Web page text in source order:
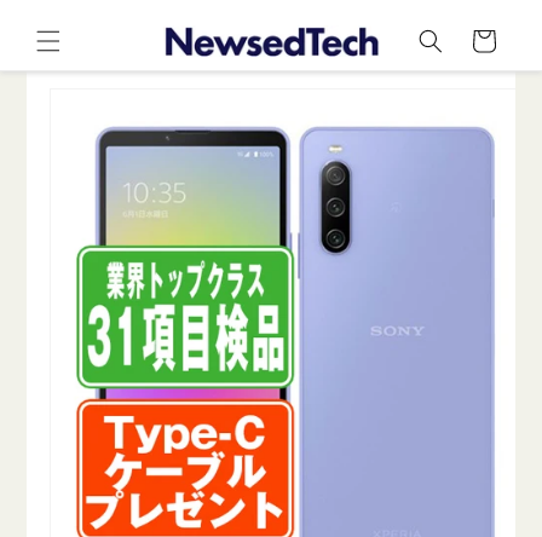
ンツに
進む
ー
ト
キップ